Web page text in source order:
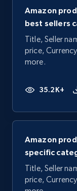
Amazon
best sellers
Title, Seller
price,
more.
35.2K+
Amazon
specific
Title, Seller
price,